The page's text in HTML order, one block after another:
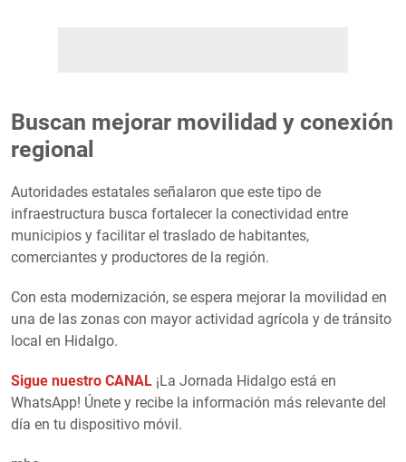
Buscan mejorar movilidad y conexión
regional
Autoridades estatales señalaron que este tipo de
infraestructura busca fortalecer la conectividad entre
municipios y facilitar el traslado de habitantes,
comerciantes y productores de la región.
Con esta modernización, se espera mejorar la movilidad en
una de las zonas con mayor actividad agrícola y de tránsito
local en Hidalgo.
Sigue nuestro CANAL ¡La Jornada Hidalgo está en
WhatsApp! Únete y recibe la información más relevante del
día en tu dispositivo móvil.